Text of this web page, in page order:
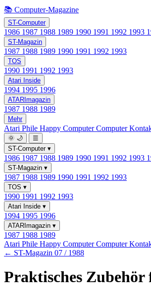
📚 Computer-Magazine
ST-Computer
1986 1987 1988 1989 1990 1991 1992 1993
ST-Magazin
1987 1988 1989 1990 1991 1992 1993
TOS
1990 1991 1992 1993
Atari Inside
1994 1995 1996
ATARImagazin
1987 1988 1989
Mehr
Atari Phile Happy ComputerComputer
🌞 🌙
☰
ST-Computer ▾
1986 1987 1988 1989 1990 1991 1992 1993
ST-Magazin ▾
1987 1988 1989 1990 1991 1992 1993
TOS ▾
1990 1991 1992 1993
Atari Inside ▾
1994 1995 1996
ATARImagazin ▾
1987 1988 1989
Atari Phile Happy ComputerComputer
← ST-Magazin 07 / 1988
Praktisches Zubehör